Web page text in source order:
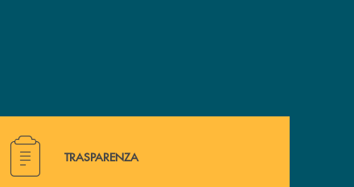
Hai bisogno di alcuni documenti ? Vai alla pagina
TRASPARENZA